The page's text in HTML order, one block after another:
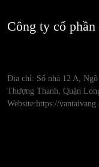
Công ty cổ
Địa chỉ: Số nhà 12 A,
Thượng Thanh, Quận
Website:https://